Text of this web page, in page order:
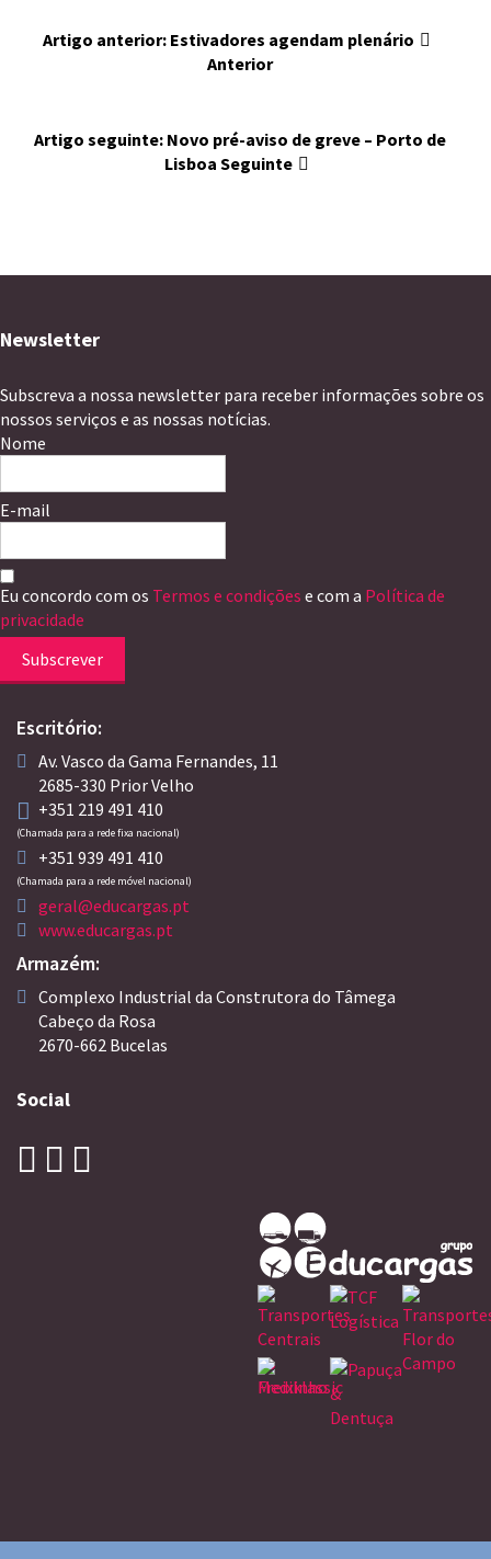
Artigo anterior: Estivadores agendam plenário
Anterior
Artigo seguinte: Novo pré-aviso de greve – Porto de
Lisboa Seguinte
Newsletter
Subscreva a nossa newsletter para receber informações sobre os
nossos serviços e as nossas notícias.
Nome
E-mail
Eu concordo com os Termos e condições e com a Política de
privacidade
Subscrever
Escritório:
Av. Vasco da Gama Fernandes, 11
2685-330 Prior Velho
+351 219 491 410
(Chamada para a rede fixa nacional)
+351 939 491 410
(Chamada para a rede móvel nacional)
geral@educargas.pt
www.educargas.pt
Armazém:
Complexo Industrial da Construtora do Tâmega
Cabeço da Rosa
2670-662 Bucelas
Social